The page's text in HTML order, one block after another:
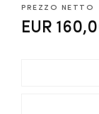
PREZZO NETTO
EUR